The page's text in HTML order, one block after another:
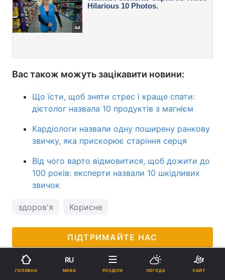
Вас також можуть зацікавити новини:
Що їсти, щоб зняти стрес і краще спати:
дієтолог назвала 10 продуктів з магнієм
Кардіологи назвали одну поширену ранкову
звичку, яка прискорює старіння серця
Від чого варто відмовитися, щоб дожити до
100 років: експерти назвали 10 шкідливих
звичок
здоров'я Корисне
ПІДТРИМАЙТЕ НАС
ГОЛОВНА
RU
МОВА РОЗДІЛИ ПОГОДА ЛАЙТ